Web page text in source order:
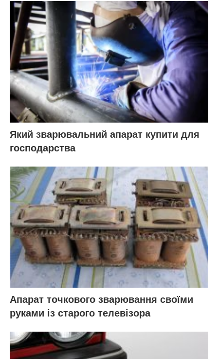
Який зварювальний апарат купити для
господарства
Апарат точкового зварювання своїми
руками із старого телевізора